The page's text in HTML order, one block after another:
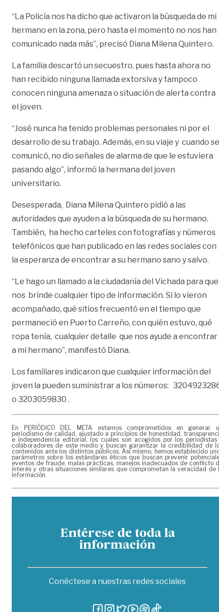
“La Policía nos ha dicho que activaron la búsqueda de mi
hermano en la zona, pero hasta el momento no nos han
comunicado nada más”, precisó Diana Milena Quintero.
La familia descartó un secuestro, pues hasta ahora no
han recibido ninguna llamada extorsiva y tampoco
conocen ninguna amenaza o situación de alerta contra
el joven.
“José nunca ha tenido problemas personales ni por el
desarrollo de su trabajo. Además, en su viaje y cuando se
comunicó, no dio señales de alarma de que le estuviera
pasando algo”, informó la hermana del joven
universitario.
Desesperada, Diana Milena Quintero pidió a las
autoridades que ayuden a la búsqueda de su hermano.
También, ha hecho carteles con fotografías y números
telefónicos que han publicado en las redes sociales con
la esperanza de encontrar a su hermano sano y salvo.
“Le hago un llamado a la ciudadanía del Vichada para que
nos brinde cualquier tipo de información. Si lo vieron
acompañado, qué sitios frecuentó en el tiempo que
permaneció en Puerto Carreño, con quién estuvo, qué
ropa tenía, cualquier detalle que nos ayude a encontrar
a mi hermano”, manifestó Diana.
Los familiares indicaron que cualquier información del
joven la pueden suministrar a los números:
o 3203059830 .
En PERIÓDICO DEL META estamos comprometidos en generar
periodismo de calidad, ajustado a principios de honestidad,
e independencia editorial, los cuales son acogidos por los periodistas
colaboradores de este medio y buscan garantizar la credibilidad de
contenidos ante los distintos públicos. Así mismo, hemos establecido
parámetros sobre los estándares éticos que buscan prevenir
eventos de fraude, malas prácticas, manejos inadecuados de conflicto
interés y otras situaciones similares que comprometan la veracidad de
información.
Entérese de toda la
información
Conéctese a nuestras redes sociales